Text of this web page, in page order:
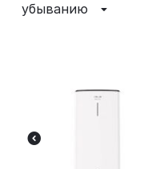
убыванию